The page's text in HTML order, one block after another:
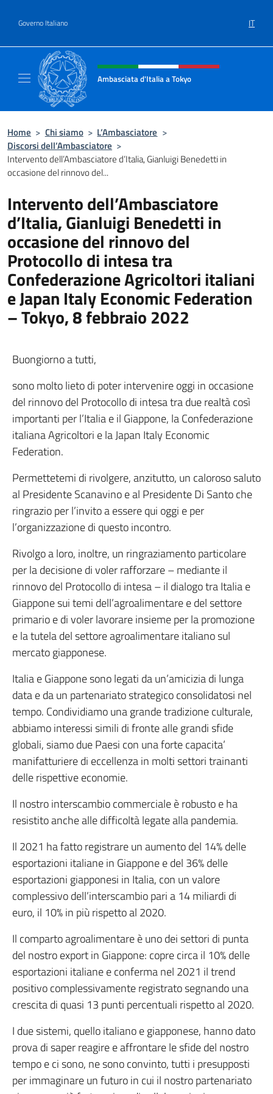
Governo Italiano IT
Intestazione sito, social e menù
Ambasciata d'Italia a Tokyo
Home > Chi siamo > L’Ambasciatore >
Discorsi dell’Ambasciatore >
Intervento dell’Ambasciatore d’Italia, Gianluigi Benedetti in
occasione del rinnovo del...
Intervento dell’Ambasciatore
d’Italia, Gianluigi Benedetti in
occasione del rinnovo del
Protocollo di intesa tra
Confederazione Agricoltori italiani
e Japan Italy Economic Federation
– Tokyo, 8 febbraio 2022
Buongiorno a tutti,
sono molto lieto di poter intervenire oggi in occasione
del rinnovo del Protocollo di intesa tra due realtà così
importanti per l’Italia e il Giappone, la Confederazione
italiana Agricoltori e la Japan Italy Economic
Federation.
Permettetemi di rivolgere, anzitutto, un caloroso saluto
al Presidente Scanavino e al Presidente Di Santo che
ringrazio per l’invito a essere qui oggi e per
l’organizzazione di questo incontro.
Rivolgo a loro, inoltre, un ringraziamento particolare
per la decisione di voler rafforzare – mediante il
rinnovo del Protocollo di intesa – il dialogo tra Italia e
Giappone sui temi dell’agroalimentare e del settore
primario e di voler lavorare insieme per la promozione
e la tutela del settore agroalimentare italiano sul
mercato giapponese.
Italia e Giappone sono legati da un’amicizia di lunga
data e da un partenariato strategico consolidatosi nel
tempo. Condividiamo una grande tradizione culturale,
abbiamo interessi simili di fronte alle grandi sfide
globali, siamo due Paesi con una forte capacita’
manifatturiere di eccellenza in molti settori trainanti
delle rispettive economie.
Il nostro interscambio commerciale è robusto e ha
resistito anche alle difficoltà legate alla pandemia.
Il 2021 ha fatto registrare un aumento del 14% delle
esportazioni italiane in Giappone e del 36% delle
esportazioni giapponesi in Italia, con un valore
complessivo dell’interscambio pari a 14 miliardi di
euro, il 10% in più rispetto al 2020.
Il comparto agroalimentare è uno dei settori di punta
del nostro export in Giappone: copre circa il 10% delle
esportazioni italiane e conferma nel 2021 il trend
positivo complessivamente registrato segnando una
crescita di quasi 13 punti percentuali rispetto al 2020.
I due sistemi, quello italiano e giapponese, hanno dato
prova di saper reagire e affrontare le sfide del nostro
tempo e ci sono, ne sono convinto, tutti i presupposti
per immaginare un futuro in cui il nostro partenariato